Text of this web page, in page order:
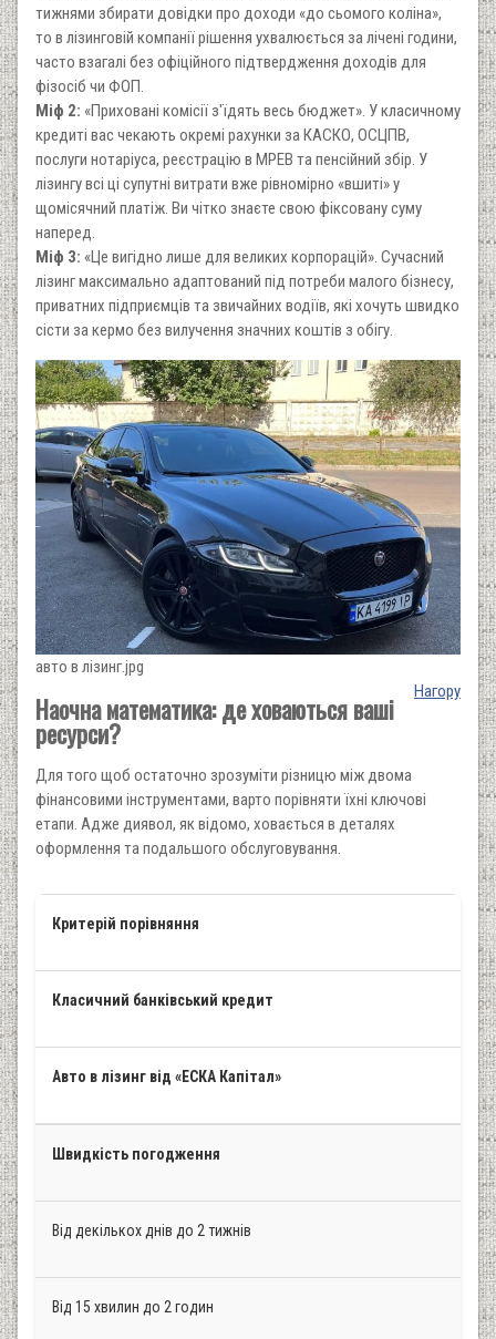
тижнями збирати довідки про доходи «до сьомого коліна»,
то в лізинговій компанії рішення ухвалюється за лічені години,
часто взагалі без офіційного підтвердження доходів для
фізосіб чи ФОП.
Міф 2: «Приховані комісії з'їдять весь бюджет». У класичному
кредиті вас чекають окремі рахунки за КАСКО, ОСЦПВ,
послуги нотаріуса, реєстрацію в МРЕВ та пенсійний збір. У
лізингу всі ці супутні витрати вже рівномірно «вшиті» у
щомісячний платіж. Ви чітко знаєте свою фіксовану суму
наперед.
Міф 3: «Це вигідно лише для великих корпорацій». Сучасний
лізинг максимально адаптований під потреби малого бізнесу,
приватних підприємців та звичайних водіїв, які хочуть швидко
сісти за кермо без вилучення значних коштів з обігу.
авто в лізинг.jpg
Нагору
Наочна математика: де ховаються ваші
ресурси?
Для того щоб остаточно зрозуміти різницю між двома
фінансовими інструментами, варто порівняти їхні ключові
етапи. Адже диявол, як відомо, ховається в деталях
оформлення та подальшого обслуговування.
Критерій порівняння
Класичний банківський кредит
Авто в лізинг від «ЕСКА Капітал»
Швидкість погодження
Від декількох днів до 2 тижнів
Від 15 хвилин до 2 годин